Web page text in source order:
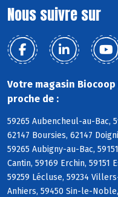
Nous suivre sur
Votre magasin
proche de :
59265 Aubencheul-au-Bac,
62147 Boursies, 62147
59265 Aubigny-au-Bac,
Cantin, 59169 Erchin, 59151
59259 Lécluse, 59234
Anhiers, 59450 Sin-le-